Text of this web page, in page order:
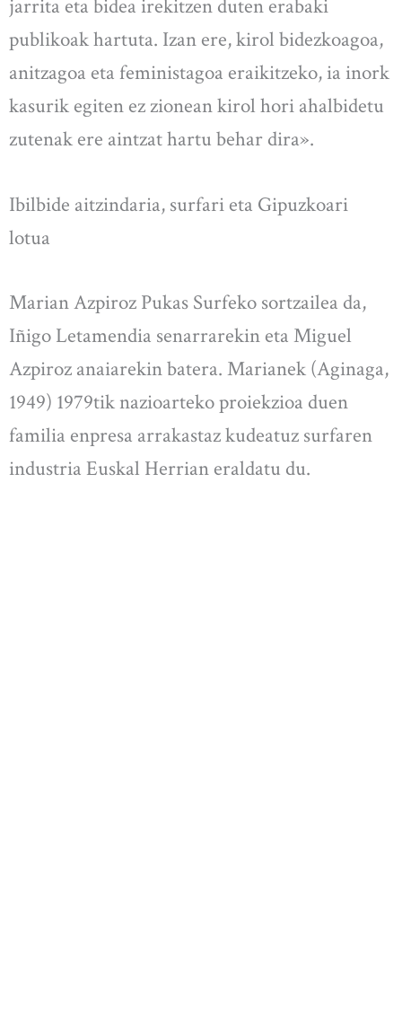
jarrita eta bidea irekitzen duten erabaki
publikoak hartuta. Izan ere, kirol bidezkoagoa,
anitzagoa eta feministagoa eraikitzeko, ia inork
kasurik egiten ez zionean kirol hori ahalbidetu
zutenak ere aintzat hartu behar dira».
Ibilbide aitzindaria, surfari eta Gipuzkoari
lotua
Marian Azpiroz Pukas Surfeko sortzailea da,
Iñigo Letamendia senarrarekin eta Miguel
Azpiroz anaiarekin batera. Marianek (Aginaga,
1949) 1979tik nazioarteko proiekzioa duen
familia enpresa arrakastaz kudeatuz surfaren
industria Euskal Herrian eraldatu du.